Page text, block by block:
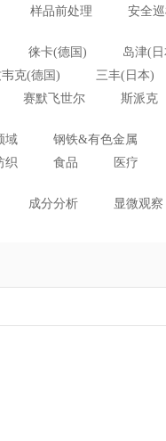
样品前处理 安全
徕卡(德国)
岛津(
克(德国)
三丰(日本)
赛默飞世尔 斯派克
域
钢铁&有色金属
织 食品 医疗
成分分析 显微观察